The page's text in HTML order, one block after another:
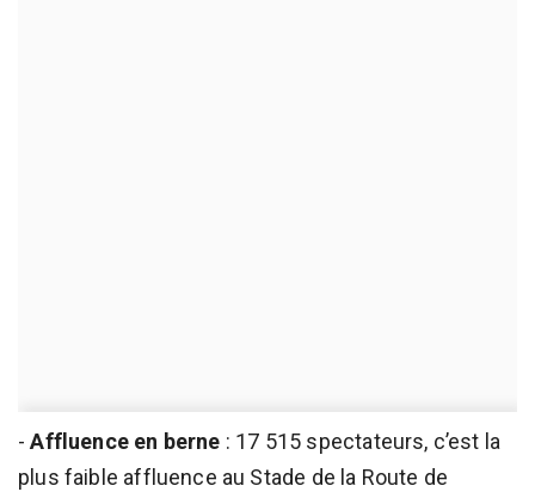
-Affluence en berne : 17 515 spectateurs, c’est la
plus faible affluence au Stade de la Route de